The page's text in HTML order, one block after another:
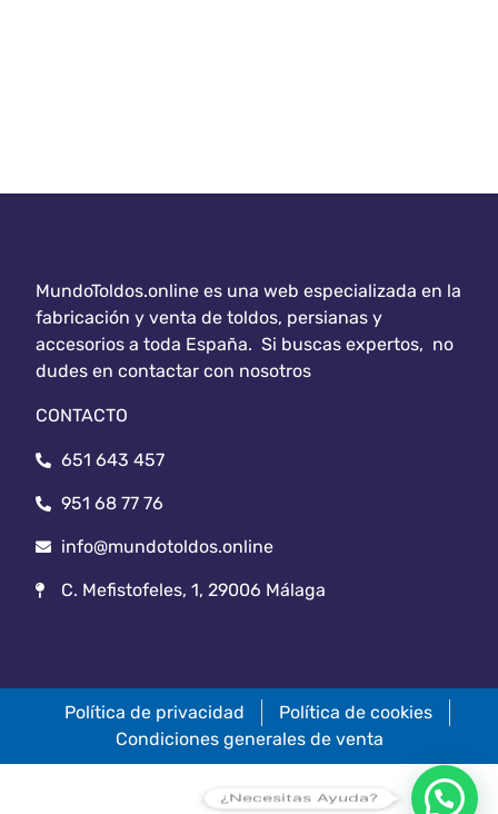
MundoToldos.online es una web especializada en la
fabricación y venta de toldos, persianas y
accesorios a toda España. Si buscas expertos, no
dudes en contactar con nosotros
CONTACTO
651 643 457
951 68 77 76
info@mundotoldos.online
C. Mefistofeles, 1, 29006 Málaga
Política de privacidad
Política de cookies
Condiciones generales de venta
¿Necesitas Ayuda?